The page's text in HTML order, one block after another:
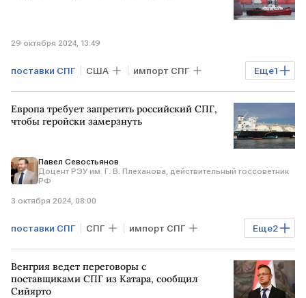
29 октября 2024, 13:49
Еще1
поставки СПГ США импорт СПГ
Рынок товаров
Европа требует запретить российский СПГ,
чтобы геройски замерзнуть
Павел Севостьянов
Доцент РЭУ им. Г. В. Плеханова, действительный госсоветник
РФ
3 октября 2024, 08:00
Еще2
поставки СПГ СПГ импорт СПГ
Рынок товаров Мнения аналитиков
Венгрия ведет переговоры с
поставщиками СПГ из Катара, сообщил
Сийярто